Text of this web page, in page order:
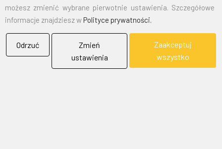
możesz zmienić wybrane pierwotnie ustawienia. Szczegółowe
informacje znajdziesz wPolityce prywatności.
Odrzuć
Zmień
ustawienia
Zaakceptuj
wszystko
BIELFLAG